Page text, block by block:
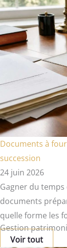
Documents à
succession
24 juin 2026
Gagner du
documents
quelle forme les
Gestion
Voir tout